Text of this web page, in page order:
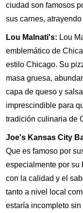
ciudad son famosos
sus carnes,
Lou Malnati's: Lou
emblemático de
estilo Chicago. Su
masa gruesa,
capa de queso y
imprescindible para
tradición culinaria de
Joe's Kansas City
Que es famoso por
especialmente por su
con la calidad y el
tanto a nivel local
estaría incompleto